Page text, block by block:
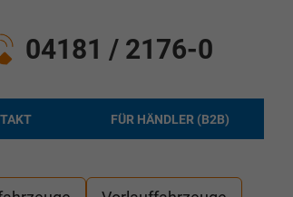
04181 / 2176-0
FÜR HÄNDLER (B2B)